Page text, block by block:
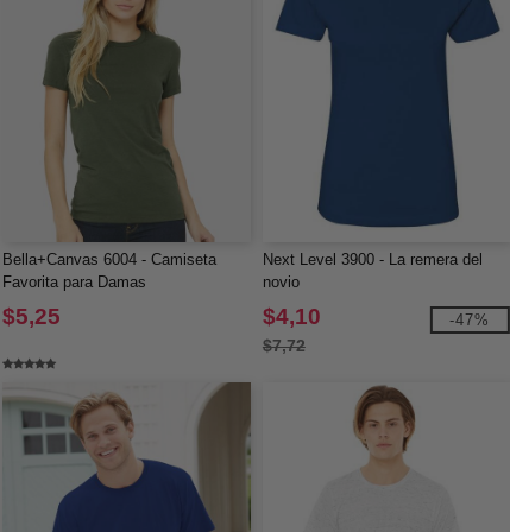
Bella+Canvas 6004 - Camiseta
Favorita para Damas
$5,25
Next Level 3900 - La remera del
novio
$4,10
$7,72
-47%